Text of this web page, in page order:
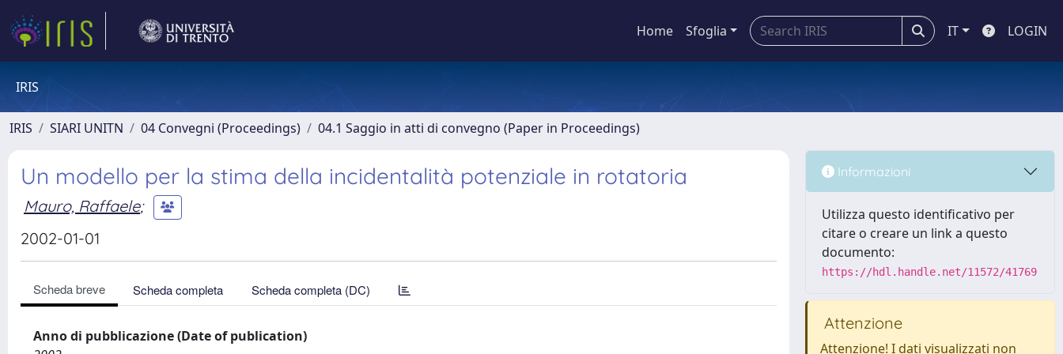
Home Sfoglia IT LOGIN
IRIS
IRIS SIARI UNITN 04 Convegni (Proceedings) 04.1 Saggio in atti di convegno (Paper in Proceedings)
Un modello per la stima della incidentalità potenziale in rotatoria
Mauro, Raffaele;
2002-01-01
Scheda breve Scheda completa Scheda completa (DC)
Anno di pubblicazione (Date of publication)
Informazioni
Utilizza questo identificativo per
citare o creare un link a questo
documento:
https://hdl.handle.net/11572/41769
Attenzione
Attenzione! I dati visualizzati non